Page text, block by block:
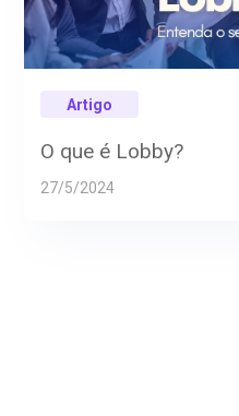
Artigo
O que é Lobby?
27/5/2024